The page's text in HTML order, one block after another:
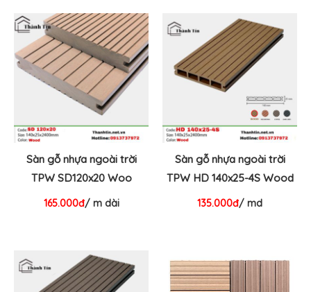
Sàn gỗ nhựa ngoài trời
TPW SD120x20 Woo
165.000đ/ m dài
Sàn gỗ nhựa ngoài trời
TPW HD 140x25-4S Wood
135.000đ/ md